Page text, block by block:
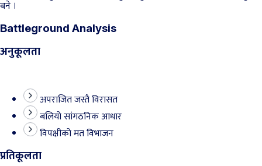
बने ।
Battleground Analysis
अनुकूलता
अपराजित जस्तै विरासत
बलियो सांगठनिक आधार
विपक्षीको मत विभाजन
प्रतिकूलता